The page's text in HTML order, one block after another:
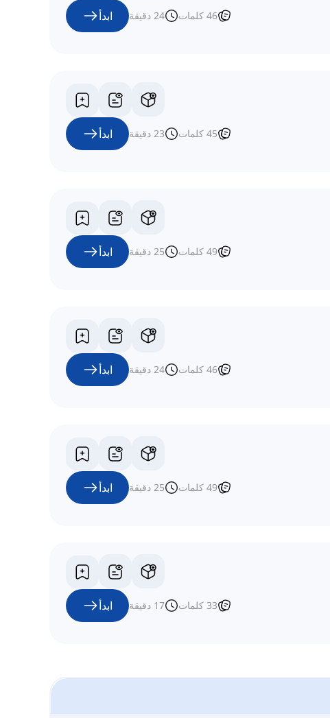
46 كلمات 24 دقيقة ابدأ
45 كلمات 23 دقيقة ابدأ
49 كلمات 25 دقيقة ابدأ
46 كلمات 24 دقيقة ابدأ
49 كلمات 25 دقيقة ابدأ
33 كلمات 17 دقيقة ابدأ